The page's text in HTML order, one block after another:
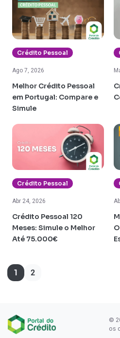
Crédito Pessoal
Ago 7, 2026
Melhor Crédito Pessoal
em Portugal: Compare e
Simule
Crédito Pessoal
Abr 24, 2026
Crédito Pessoal 120
Meses: Simule o Melhor
Até 75.000€
1 2
©
os